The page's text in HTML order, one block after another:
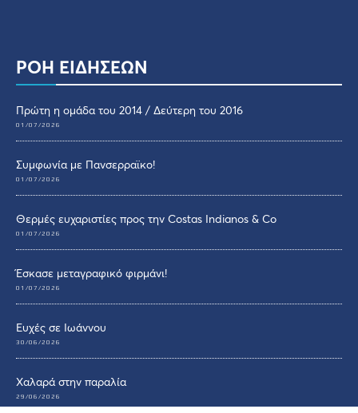
ΡΟΗ ΕΙΔΗΣΕΩΝ
Πρώτη η ομάδα του 2014 / Δεύτερη του 2016
01/07/2026
Συμφωνία με Πανσερραϊκο!
01/07/2026
Θερμές ευχαριστίες προς την Costas Indianos & Co
01/07/2026
Έσκασε μεταγραφικό φιρμάνι!
01/07/2026
Ευχές σε Ιωάννου
30/06/2026
Χαλαρά στην παραλία
29/06/2026